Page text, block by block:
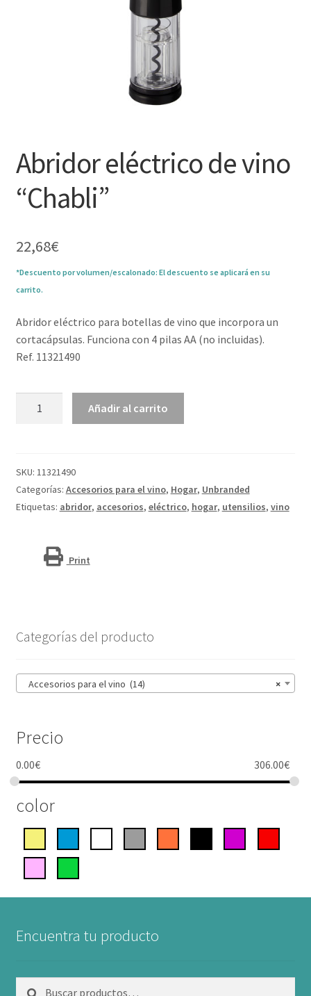
Abridor eléctrico de vino
“Chabli”
22,68€
*Descuento por volumen/escalonado: El descuento se aplicará en su
carrito.
Abridor eléctrico para botellas de vino que incorpora un
cortacápsulas. Funciona con 4 pilas AA (no incluidas).
Ref. 11321490
"Chabli"
cantidad
Añadir al carrito
SKU: 11321490
Categorías: Accesorios para el vino, Hogar, Unbranded
Etiquetas: abridor, accesorios, eléctrico, hogar, utensilios, vino
Print
Categorías del producto
×
Accesorios para el vino (14)
Precio
0.00€ 306.00€
color
Encuentra tu producto
Buscar
Buscar